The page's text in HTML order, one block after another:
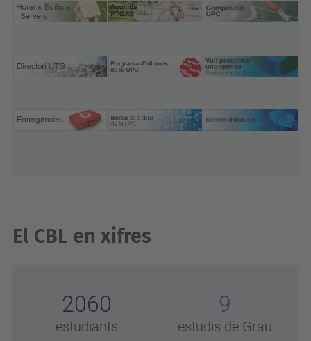
El CBL en xifres
2060
estudiants
9
estudis de Grau